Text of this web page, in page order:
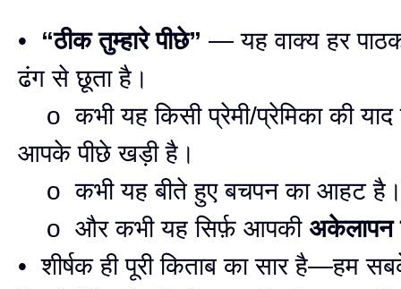
• “ठीक तुम्हारे पीछे” — यह वाक्य हर
ढंग से छूता है।
o कभी यह किसी प्रेमी/प्रेमिका की
आपके पीछे खड़ी है।
o कभी यह बीते हुए बचपन का आहट
o और कभी यह सिर्फ़ आपकी अकेलापन
• शीर्षक ही पूरी किताब का सार है—हम